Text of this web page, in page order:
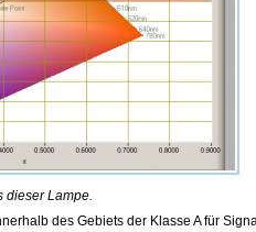
dieser Lampe.
des Gebiets der Klasse A für